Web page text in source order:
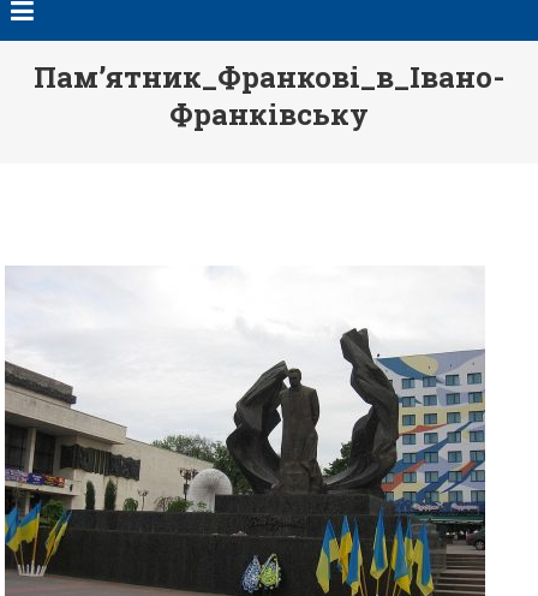
Пам’ятник_Франкові_в_Івано-
Франківську